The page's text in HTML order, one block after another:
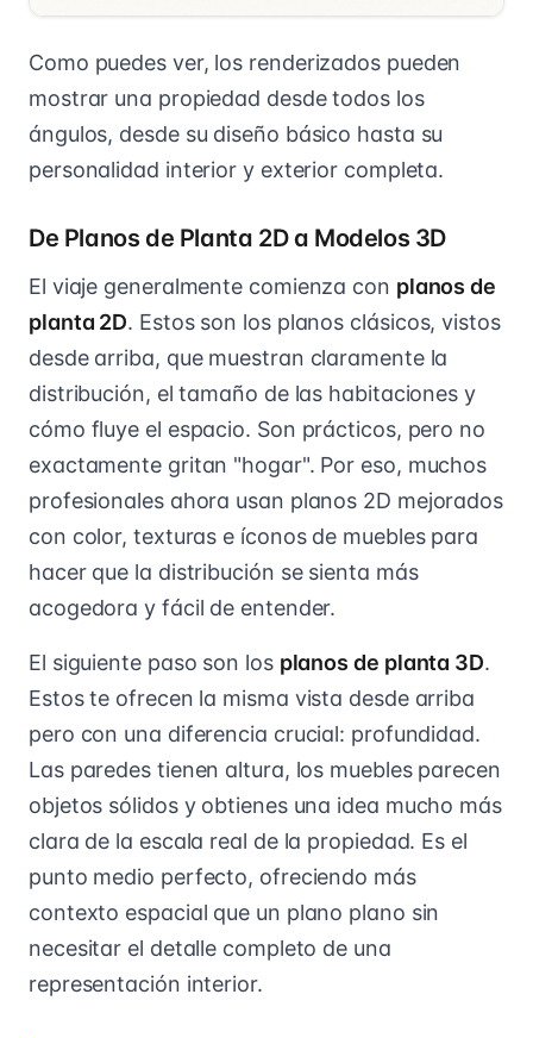
Como puedes ver, los renderizados pueden
mostrar una propiedad desde todos los
ángulos, desde su diseño básico hasta su
personalidad interior y exterior completa.
De Planos de Planta 2D a Modelos 3D
El viaje generalmente comienza con planos de
planta 2D. Estos son los planos clásicos, vistos
desde arriba, que muestran claramente la
distribución, el tamaño de las habitaciones y
cómo fluye el espacio. Son prácticos, pero no
exactamente gritan "hogar". Por eso, muchos
profesionales ahora usan planos 2D mejorados
con color, texturas e íconos de muebles para
hacer que la distribución se sienta más
acogedora y fácil de entender.
El siguiente paso son los planos de planta 3D.
Estos te ofrecen la misma vista desde arriba
pero con una diferencia crucial: profundidad.
Las paredes tienen altura, los muebles parecen
objetos sólidos y obtienes una idea mucho más
clara de la escala real de la propiedad. Es el
punto medio perfecto, ofreciendo más
contexto espacial que un plano plano sin
necesitar el detalle completo de una
representación interior.